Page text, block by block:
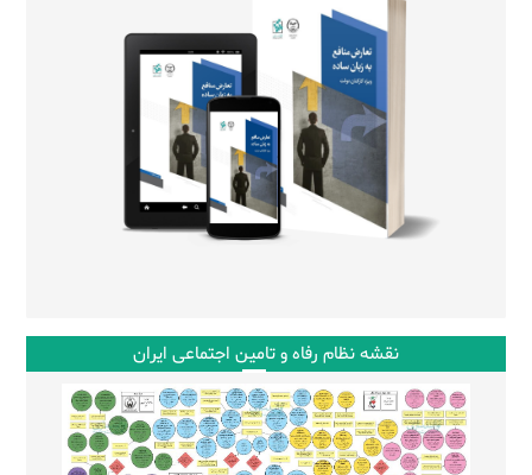
نقشه نظام رفاه و تامین اجتماعی ایران